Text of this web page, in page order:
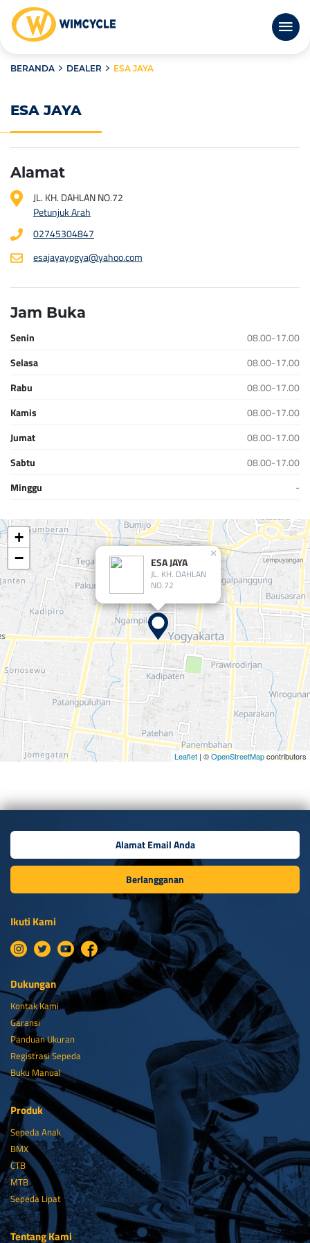
BERANDA DEALER ESA JAYA
ESA JAYA
Alamat
JL. KH. DAHLAN NO.72
Petunjuk Arah
02745304847
esajayayogya@yahoo.com
Jam Buka
Senin
08.00-17.00
Selasa
08.00-17.00
Rabu
08.00-17.00
Kamis
08.00-17.00
Jumat
08.00-17.00
Sabtu
08.00-17.00
Minggu
-
ESA JAYA
JL. KH. DAHLAN
NO.72
×
+
−
Leaflet | ©OpenStreetMapcontributors
Berlangganan
Ikuti Kami
Dukungan
Kontak Kami
Garansi
Panduan Ukuran
Registrasi Sepeda
Buku Manual
Produk
Sepeda Anak
BMX
CTB
MTB
Sepeda Lipat
Tentang Kami